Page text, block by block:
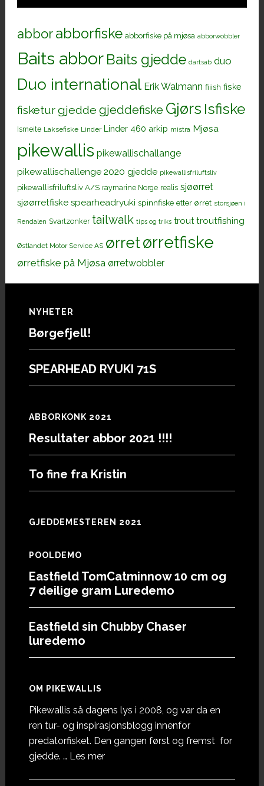
abborabborfiske abborfiske på mjøsa abborwobbler
Baits abbor Baits gjedde dartsab duo
Duo international Erik Walmann fiiish fiske
fisketurgjedde gjeddefiske Gjørs Isfiske
Ismeite Laksefiske Linder Linder 460 arkip mistra Mjøsa
pikewallis pikewallischallange
pikewallischallenge 2020 gjedde pikewallisfriluftsliv
pikewallisfriluftsliv A/S raymarine Norge realis sjøørret
sjøørretfiske spearheadryuki spinnfiske etter ørret storsjøen i
Rendalen Svartzonker tailwalk tips og triks trout troutfishing
Østlandet Motor Service AS ørretørretfiske
ørretfiske på Mjøsa ørretwobbler
Footer
NYHETER
Børgefjell!
SPEARHEAD RYUKI 71S
ABBORKONK 2021
Resultater abbor 2021 !!!!
To fine fra Kristin
GJEDDEMESTEREN 2021
POOLDEMO
Eastfield TomCatminnow 10 cm og
7 deilige gram Luredemo
Eastfield sin Chubby Chaser
luredemo
OM PIKEWALLIS
Pikewallis så dagens lys i 2008, og var da en
ren tur- og inspirasjonsblogg innenfor
predatorfisket. Den gangen først og fremst for
gjedde. … Les meromOm